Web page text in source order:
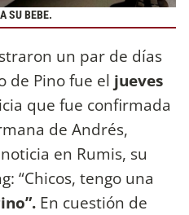
SU BEBE.
un par de días
de Pino fue el jueves
que fue confirmada
de Andrés,
en Rumis, su
“Chicos, tengo una
En cuestión de